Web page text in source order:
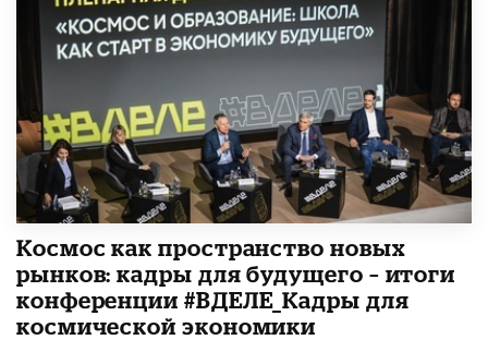
Космос как пространство новых
рынков: кадры для будущего – итоги
конференции #ВДЕЛЕ_Кадры для
космической экономики